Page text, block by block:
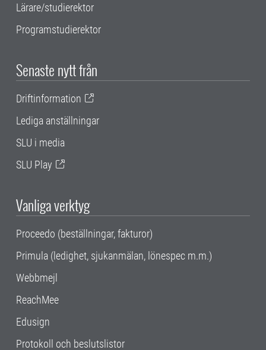
Lärare/studierektor
Programstudierektor
Senaste nytt från
Driftinformation
Lediga anställningar
SLU i media
SLU Play
Vanliga verktyg
Proceedo (beställningar, fakturor)
Primula (ledighet, sjukanmälan, lönespec m.m.)
Webbmejl
ReachMee
Edusign
Protokoll och beslutslistor